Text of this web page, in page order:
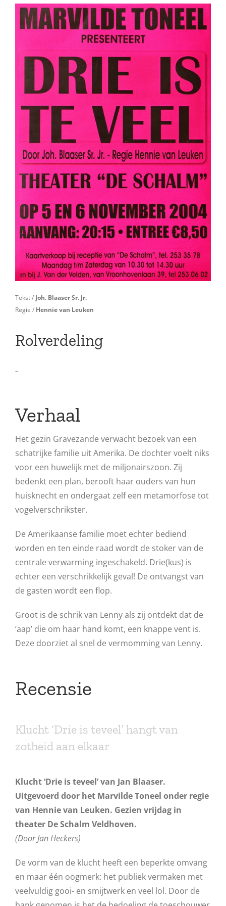
Tekst / Joh. Blaaser Sr. Jr.
Regie / Hennie van Leuken
Rolverdeling
–
Verhaal
Het gezin Gravezande verwacht bezoek van een
schatrijke familie uit Amerika. De dochter voelt niks
voor een huwelijk met de miljonairszoon. Zij
bedenkt een plan, berooft haar ouders van hun
huisknecht en ondergaat zelf een metamorfose tot
vogelverschrikster.
De Amerikaanse familie moet echter bediend
worden en ten einde raad wordt de stoker van de
centrale verwarming ingeschakeld. Drie(kus) is
echter een verschrikkelijk geval! De ontvangst van
de gasten wordt een flop.
Groot is de schrik van Lenny als zij ontdekt dat de
‘aap’ die om haar hand komt, een knappe vent is.
Deze doorziet al snel de vermomming van Lenny.
Recensie
Klucht ‘Drie is teveel’ hangt van
zotheid aan elkaar
Klucht ‘Drie is teveel’ van Jan Blaaser.
Uitgevoerd door het Marvilde Toneel onder regie
van Hennie van Leuken. Gezien vrijdag in
theater De Schalm Veldhoven.
(Door Jan Heckers)
De vorm van de klucht heeft een beperkte omvang
en maar één oogmerk: het publiek vermaken met
veelvuldig gooi- en smijtwerk en veel lol. Door de